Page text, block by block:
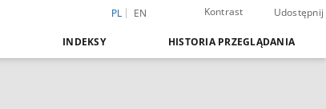
PL EN Kontrast Udostępnij
INDEKSY HISTORIA PRZEGLĄDANIA